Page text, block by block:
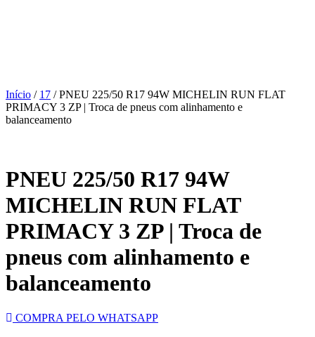
Início / 17 / PNEU 225/50 R17 94W MICHELIN RUN FLAT
PRIMACY 3 ZP | Troca de pneus com alinhamento e
balanceamento
PNEU 225/50 R17 94W
MICHELIN RUN FLAT
PRIMACY 3 ZP | Troca de
pneus com alinhamento e
balanceamento
COMPRA PELO WHATSAPP